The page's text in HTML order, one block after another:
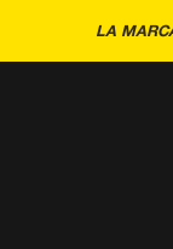
LA